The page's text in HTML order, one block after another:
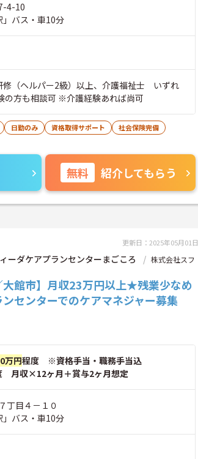
4-10
」バス・車10分
（ヘルパー2級）以上、介護福祉士 いずれ
方も相談可 ※介護経験あれば尚可
日勤のみ 資格取得サポート
社会保険完備
無料 紹介してもらう
更新日：2025年05月01日
ーダケアプランセンターまごころ
株式会社スフ
大館市】月収23万円以上★残業少なめ
センターでのケアマネジャー募集
万円程度 ※資格手当・職務手当込
月収×12ヶ月＋賞与2ヶ月想定
丁目４－１０
」バス・車10分